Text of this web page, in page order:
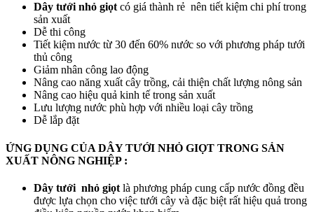
Dây tưới nhỏ giọt có giá thành rẻ nên tiết kiệm chi phí trong
sản xuất
Dễ thi công
Tiết kiệm nước từ 30 đến 60% nước so với phương pháp tưới
thủ công
Giảm nhân công lao động
Nâng cao năng xuất cây trồng, cải thiện chất lượng nông sản
Nâng cao hiệu quả kinh tế trong sản xuất
Lưu lượng nước phù hợp với nhiều loại cây trồng
Dễ lắp đặt
ỨNG DỤNG CỦA DÂY TƯỚI NHỎ GIỌT TRONG SẢN
XUẤT NÔNG NGHIỆP :
Dây tưới nhỏ giọt là phương pháp cung cấp nước đồng đều
được lựa chọn cho việc tưới cây và đặc biệt rất hiệu quả trong